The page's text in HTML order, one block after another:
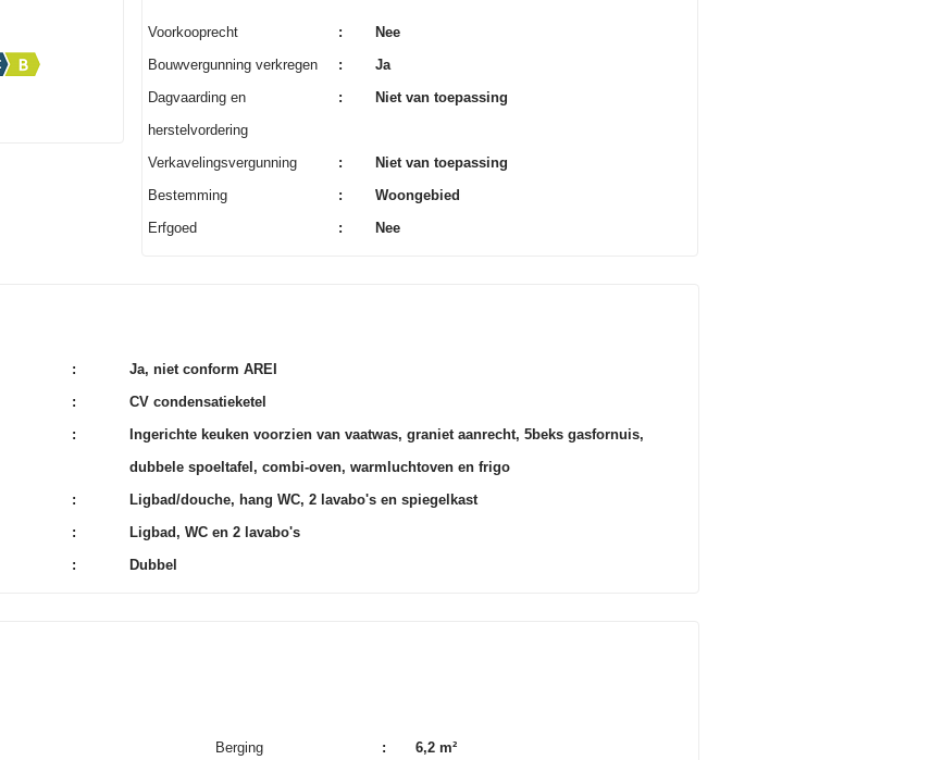
Voorkooprecht :
Nee
Bouwvergunning verkregen
:
Ja
Dagvaarding en
herstelvordering
: Niet van toepassing
Verkavelingsvergunning :
Niet van toepassing
Bestemming
:
Woongebied
Erfgoed
: Nee
:
Ja, niet conform AREI
:
CV condensatieketel
:
Ingerichte keuken voorzien van vaatwas, graniet aanrecht, 5beks gasfornuis,
dubbele spoeltafel, combi-oven, warmluchtoven en frigo
:
Ligbad/douche, hang WC, 2 lavabo's en spiegelkast
:
Ligbad, WC en 2 lavabo's
: Dubbel
Berging :
6,2 m²